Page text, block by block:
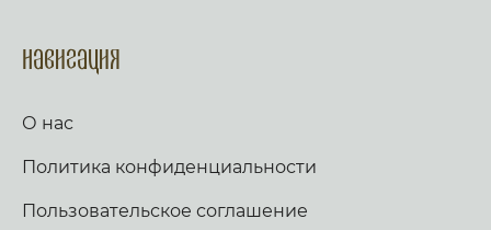
Навигация
О нас
Политика конфиденциальности
Пользовательское соглашение